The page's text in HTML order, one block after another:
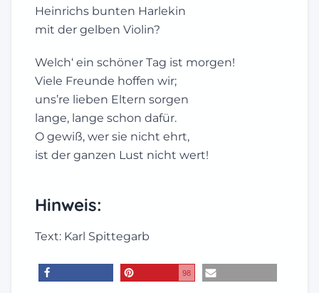
Heinrichs bunten Harlekin
mit der gelben Violin?
Welch‘ ein schöner Tag ist morgen!
Viele Freunde hoffen wir;
uns’re lieben Eltern sorgen
lange, lange schon dafür.
O gewiß, wer sie nicht ehrt,
ist der ganzen Lust nicht wert!
Hinweis:
Text: Karl Spittegarb
98